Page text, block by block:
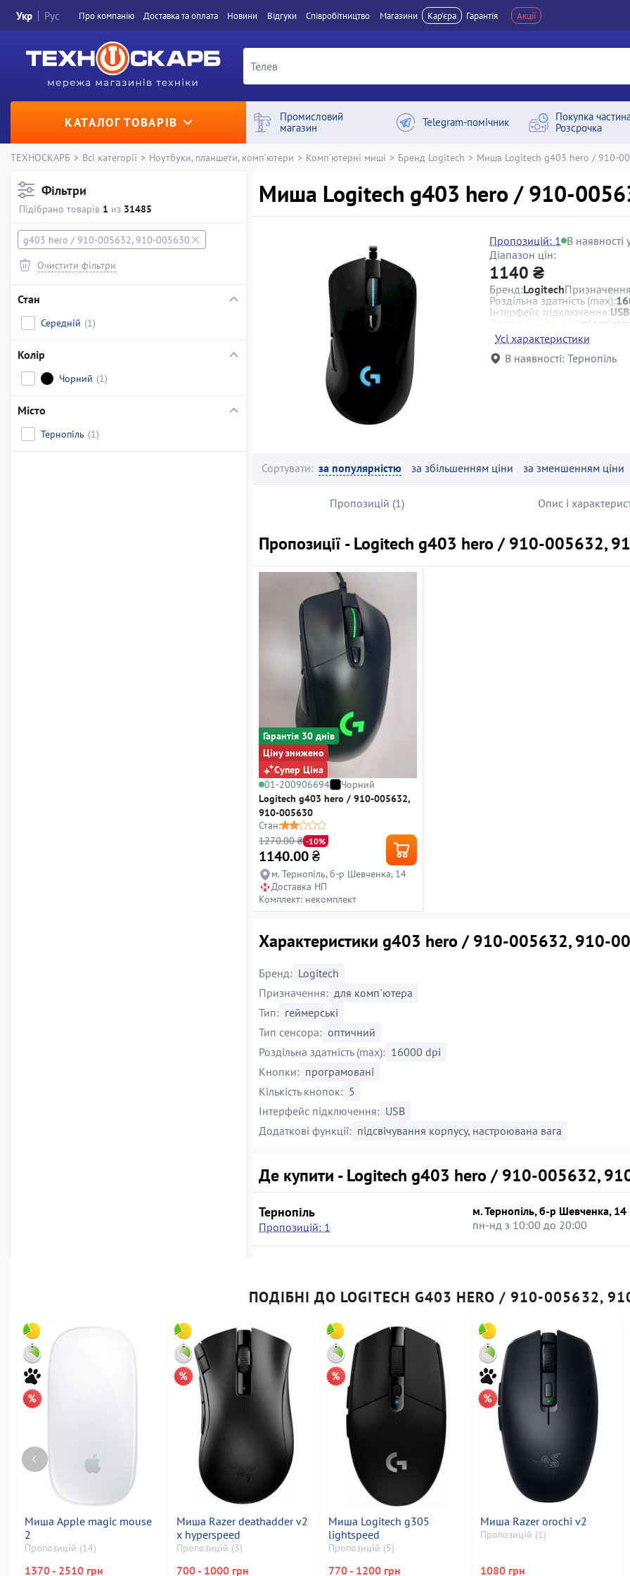
Укр Рус Про компанiю Доставка та оплата Новини Вiдгуки Співробітництво Магазини Кар'єра Гарантія Акції
КАТАЛОГ ТОВАРІВ
Промисловий
магазин
Telegram-помічник
Покупка
Розсрочка
ТЕХНОСКАРБ > Всі категорії > Ноутбуки, планшети, комп`ютери > Комп`ютерні миші > Бренд Logitech > Миша Logitech g403 hero / 910-
Фільтри
Підібрано товарів 1 из 31485
g403 hero / 910-005632, 910-005630
Очистити фільтри
Стан
Середній (1)
Колір
Чорний (1)
Місто
Тернопіль (1)
Миша Logitech g403 hero / 910-
Пропозицій: 1 В наявності
Діапазон цін:
1140 ₴
Бренд:Logitech
Роздільна здатність (max):
Інтерфейс підключення:USB
Усі характеристики
В наявності: Тернопіль
Сортувати: за популярністю за збільшенням ціни за зменшенням ціни
Пропозицій (1) Опис і
Пропозиції - Logitech g403 hero / 910-005632,
Гарантiя 30 днiв
Ціну знижено
Супер Ціна
01-200906694
Чорний
Logitech g403 hero / 910-005632,
910-005630
Стан:
1270.00 ₴ -10%
1140.00₴
м. Тернопіль, б-р Шевченка, 14
Доставка НП
Комплект: некомплект
Характеристики g403 hero / 910-005632, 910-
Бренд: Logitech
Призначення: для комп`ютера
Тип: геймерські
Тип сенсора: оптичний
Роздільна здатність (max): 16000 dpi
Кнопки: програмовані
Кількість кнопок: 5
Інтерфейс підключення: USB
Додаткові функції: підсвічування корпусу, настроювана вага
Де купити - Logitech g403 hero / 910-005632,
Тернопіль
Пропозицій: 1
м. Тернопіль, б-р Шевченка, 14
пн-нд з 10:00 до 20:00
ПОДІБНІ ДО LOGITECH G403 HERO / 910-005632,
Миша Apple magic mouse
2
Пропозицій (14)
1370 - 2510 грн
Миша Razer deathadder v2
x hyperspeed
Пропозицій (3)
700 - 1000 грн
Миша Logitech g305
lightspeed
Пропозицій (5)
770 - 1200 грн
Миша Razer orochi v2
Пропозицій (1)
1080 грн